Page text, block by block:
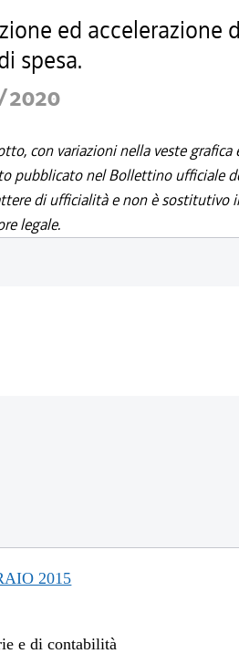
ed accelerazione
spesa.
2020
con variazioni nella veste grafica
pubblicato nel Bollettino ufficiale
di ufficialità e non è sostitutivo
legale.
2015
e di contabilità